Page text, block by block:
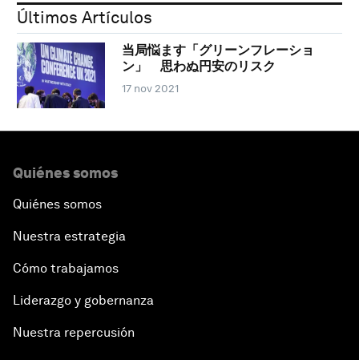
Últimos Artículos
当局悩ます「グリーンフレーショ
ン」 思わぬ円安のリスク
17 nov 2021
Quiénes somos
Quiénes somos
Nuestra estrategia
Cómo trabajamos
Liderazgo y gobernanza
Nuestra repercusión